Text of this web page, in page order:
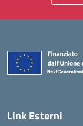
Link Esterni